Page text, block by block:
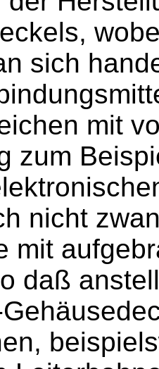
sich
mit
zum
nicht
mit
daß